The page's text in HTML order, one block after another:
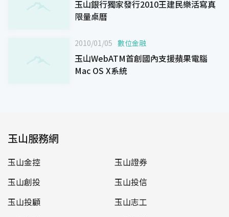
玉山銀行獨家發行2010王建民樂活寫真
限量桌曆
2010/01/05 數位金融
玉山WebATM首創國內支援蘋果電腦
Mac OS X系統
玉山服務網
玉山金控
玉山證券
玉山創投
玉山投信
玉山投顧
玉山志工